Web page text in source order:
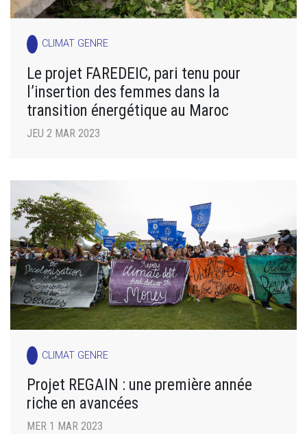
CLIMAT GENRE
Le projet FAREDEIC, pari tenu pour
l’insertion des femmes dans la
transition énergétique au Maroc
JEU 2 MAR 2023
CLIMAT GENRE
Projet REGAIN : une première année
riche en avancées
MER 1 MAR 2023